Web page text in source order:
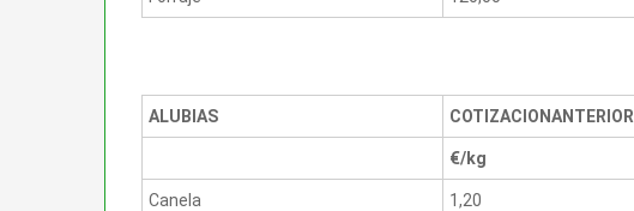
ALUBIAS COTIZACIONANTERIOR
€/kg
Canela 1,20